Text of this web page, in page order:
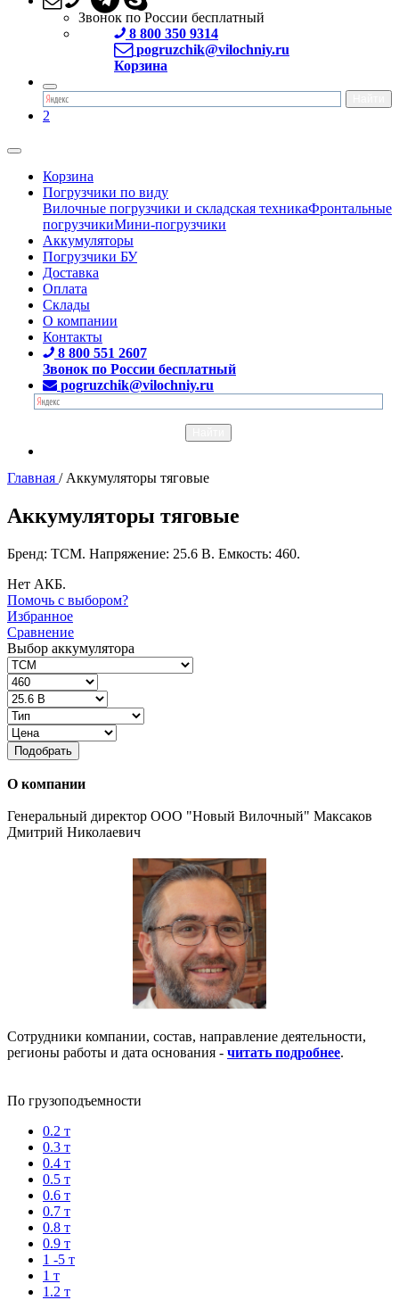
Звонок по России бесплатный
8 800 350 9314
pogruzchik@vilochniy.ru
Корзина
2
Корзина
Погрузчики по виду
Вилочные погрузчики и складская техникаФронтальные
погрузчикиМини-погрузчики
Аккумуляторы
Погрузчики БУ
Доставка
Оплата
Склады
О компании
Контакты
8 800 551 2607
Звонок по России бесплатный
pogruzchik@vilochniy.ru
Главная / Аккумуляторы тяговые
Аккумуляторы тяговые
Бренд: TCM. Напряжение: 25.6 В. Емкость: 460.
Нет АКБ.
Помочь с выбором?
Избранное
Сравнение
Выбор аккумулятора
Подобрать
О компании
Генеральный директор ООО "Новый Вилочный" Максаков
Дмитрий Николаевич
Сотрудники компании, состав, направление деятельности,
регионы работы и дата основания - читать подробнее.
По грузоподъемности
0.2 т
0.3 т
0.4 т
0.5 т
0.6 т
0.7 т
0.8 т
0.9 т
1 -5 т
1 т
1.2 т